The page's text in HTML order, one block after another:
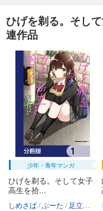
ひげを剃る。そし
連作品
少年・青年マンガ
ひげを剃る。そして女子
高生を拾...
しめさば ぶーた 足立いまる